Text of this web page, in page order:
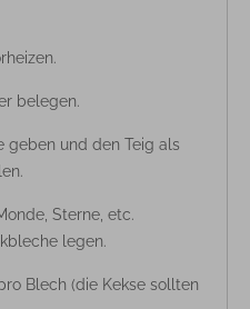
belegen.
geben und den Teig als
Sterne, etc.
legen.
Blech (die Kekse sollten